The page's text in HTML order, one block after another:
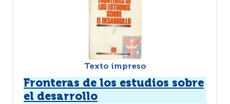
Texto impreso
Fronteras de los estudios sobre
el desarrollo